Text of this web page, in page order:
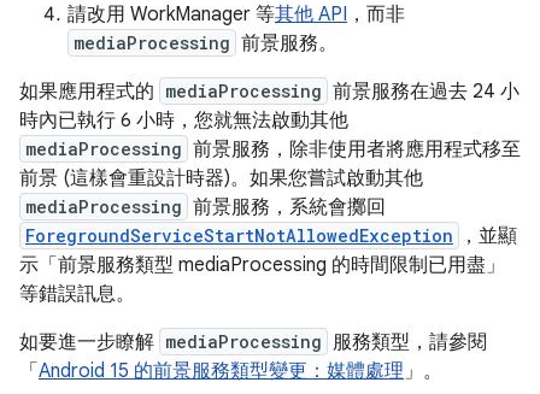
請改用 WorkManager 等其他 API ，而非
mediaProcessing 前景服務。
如果應用程式的 mediaProcessing 前景服務在過去 24 小
時內已執行 6 小時，您就無法啟動其他
mediaProcessing 前景服務，除非使用者將應用程式移至
前景 (這樣會重設計時器)。如果您嘗試啟動其他
mediaProcessing 前景服務，系統會擲回
ForegroundServiceStartNotAllowedException
，並顯
示「前景服務類型 mediaProcessing 的時間限制已用盡」
等錯誤訊息。
如要進一步瞭解 mediaProcessing 服務類型，請參閱
「 Android 15 的前景服務類型變更：媒體處理」。